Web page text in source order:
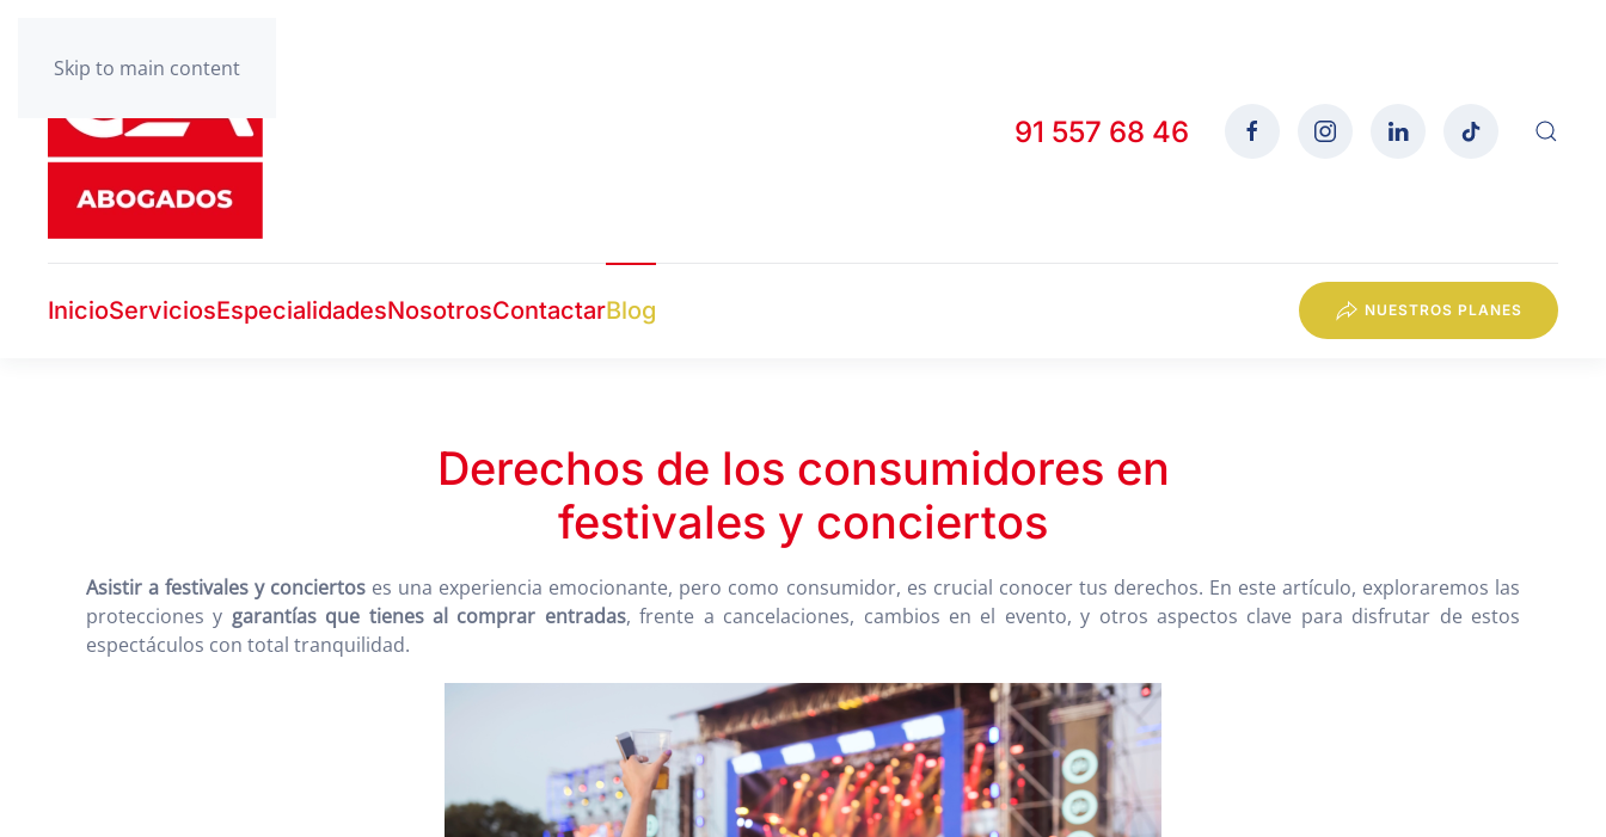
Skip to main content
91 557 68 46
InicioServiciosEspecialidadesNosotrosContactarBlog NUESTROS PLANES
Derechos de los consumidores en
festivales y conciertos
Asistir a festivales y conciertos es una experiencia emocionante, pero como consumidor, es crucial conocer tus derechos. En este artículo, exploraremos las
protecciones y garantías que tienes al comprar entradas, frente a cancelaciones, cambios en el evento, y otros aspectos clave para disfrutar de estos
espectáculos con total tranquilidad.